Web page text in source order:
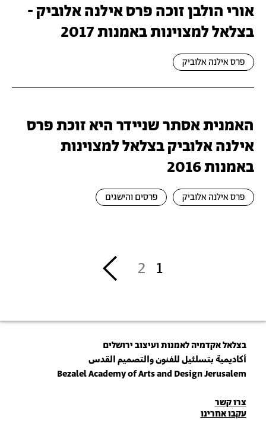
אורי הולבן זוכה פרס אילנה אלוביק -
בצלאל למצוינות באמנות 2017
פרס אילנה אלוביק
האמנית אסתר שניידר היא זוכת פרס
אילנה אלוביק בצלאל למצוינות
באמנות 2016
פרס אילנה אלוביק פרסים והישגים
1
2
››
בצלאל אקדמיה לאמנות ועיצוב ירושלים
أكاديمية بتسلئيل للفنون والتصميم القدس
Bezalel Academy of Arts and Design Jerusalem
פרטי
צרו קשר
עקבו אחרינו